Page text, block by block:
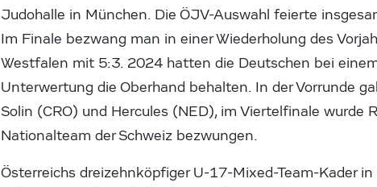
Judohalle in München. Die ÖJV-Auswahl feierte
Im Finale bezwang man in einer Wiederholung des
Westfalen mit 5:3. 2024 hatten die Deutschen bei
Unterwertung die Oberhand behalten. In der Vorrunde
Solin (CRO) und Hercules (NED), im Viertelfinale wurde
Nationalteam der Schweiz bezwungen.
Österreichs dreizehnköpfiger U-17-Mixed-Team-Kader